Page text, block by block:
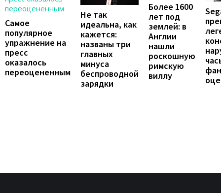
Самое
популярное
упражнение на
пресс
оказалось
переоцененным
Не так
идеальна, как
кажется:
названы три
главных
минуса
беспроводной
зарядки
Более 1600
лет под
землей: в
Англии
нашли
роскошную
римскую
виллу